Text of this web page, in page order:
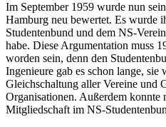
Im September 1959 wurde nun
Hamburg neu bewertet. Es wurde
Studentenbund und dem NS-
habe. Diese Argumentation muss
worden sein, denn den
Ingenieure gab es schon lange, sie
Gleichschaltung aller Vereine und
Organisationen. Außerdem konnte
Mitgliedschaft im NS-